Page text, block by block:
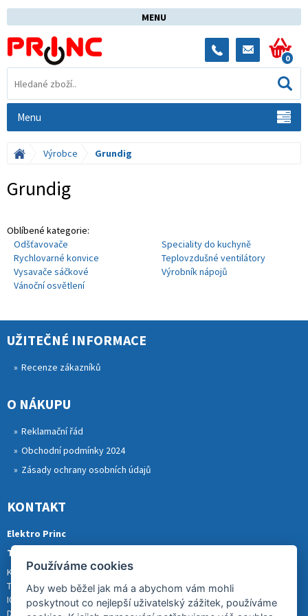
MENU
0
Menu
Výrobce Grundig
Grundig
Oblíbené kategorie:
Odšťavovače
Speciality do kuchyně
Rychlovarné konvice
Teplovzdušné ventilátory
Vysavače sáčkové
Výrobník nápojů
Vánoční osvětlení
UŽITEČNÉ INFORMACE
Recenze zákazníků
O NÁKUPU
Reklamační řád
Obchodní podmínky 2024
Zásady ochrany osobních údajů
KONTAKT
Elektro Princ
Tomáš Princ
Krkonošská 290, 46841 TANVALD
Tel.: 773 880 988
IČ: 01153731
DIČ: CZ8007202522
Používáme cookies
Aby web běžel jak má a abychom vám mohli
poskytnout co nejlepší uživatelský zážitek, používáme